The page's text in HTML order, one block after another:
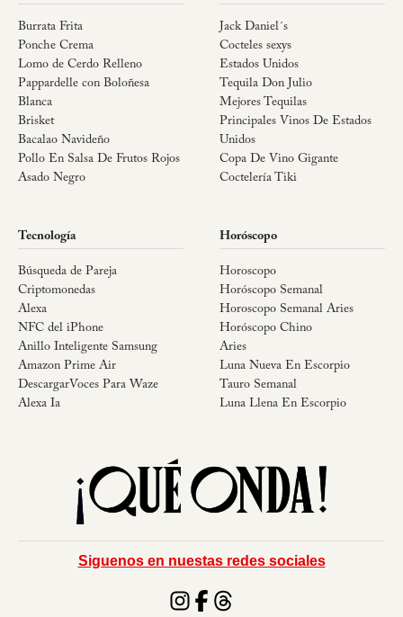
Burrata Frita
Ponche Crema
Lomo de Cerdo Relleno
Pappardelle con Boloñesa
Blanca
Brisket
Bacalao Navideño
Pollo En Salsa De Frutos Rojos
Asado Negro
Jack Daniel´s
Cocteles sexys
Estados Unidos
Tequila Don Julio
Mejores Tequilas
Principales Vinos De Estados
Unidos
Copa De Vino Gigante
Coctelería Tiki
Tecnología
Búsqueda de Pareja
Criptomonedas
Alexa
NFC del iPhone
Anillo Inteligente Samsung
Amazon Prime Air
DescargarVoces Para Waze
Alexa Ia
Horóscopo
Horoscopo
Horóscopo Semanal
Horoscopo Semanal Aries
Horóscopo Chino
Aries
Luna Nueva En Escorpio
Tauro Semanal
Luna Llena En Escorpio
Siguenos en nuestas redes sociales